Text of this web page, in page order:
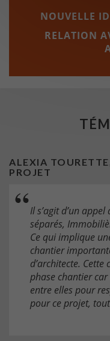
NOUVELLE
RELATION
ALEXIA
PROJET
Il s’agit d’un
séparés,
Ce qui implique
chantier
d’architecte.
phase chantier
entre elles pour
pour ce projet,